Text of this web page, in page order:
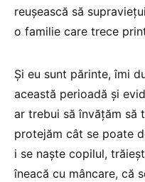
reușească să
o familie care trece
Și eu sunt părinte, îmi
această perioadă și
ar trebui să învățăm să
protejăm cât se poate
i se naște copilul,
îneacă cu mâncare, că